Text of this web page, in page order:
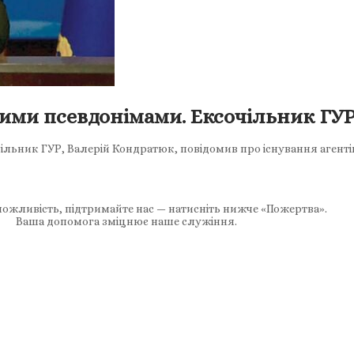
псевдонімами. Ексочільник
ГУР, Валерій Кондратюк, повідомив про існування
підтримайте нас — натисніть нижче «Пожертва».
Ваша допомога зміцнює наше служіння.